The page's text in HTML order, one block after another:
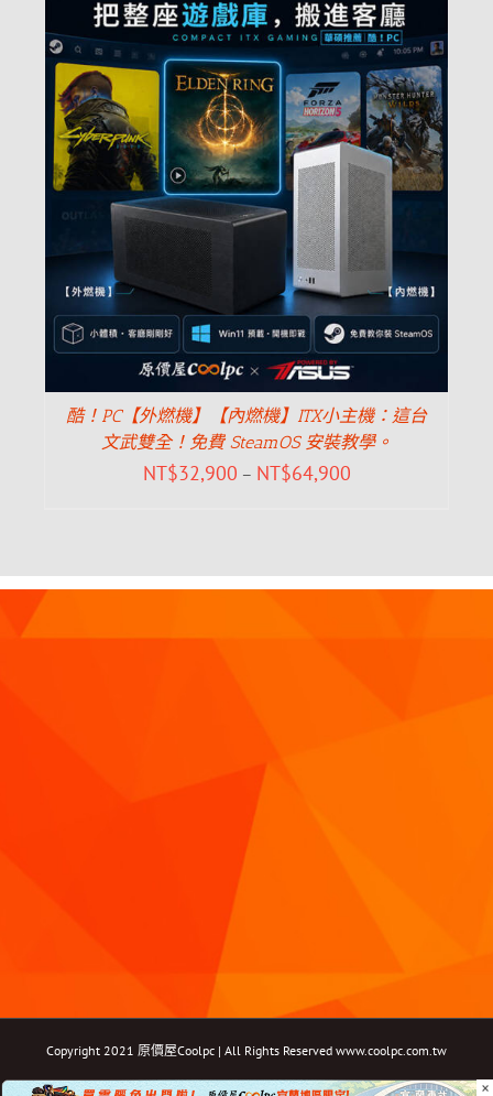
酷！PC【外燃機】【內燃機】ITX小主機：這台
文武雙全！免費 SteamOS 安裝教學。
NT$32,900 – NT$64,900
Copyright 2021 原價屋Coolpc | All Rights Reserved www.coolpc.com.tw
×